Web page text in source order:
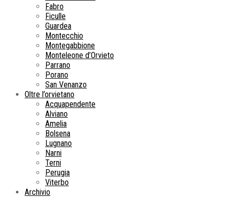
Fabro
Ficulle
Guardea
Montecchio
Montegabbione
Monteleone d’Orvieto
Parrano
Porano
San Venanzo
Oltre l’orvietano
Acquapendente
Alviano
Amelia
Bolsena
Lugnano
Narni
Terni
Perugia
Viterbo
Archivio